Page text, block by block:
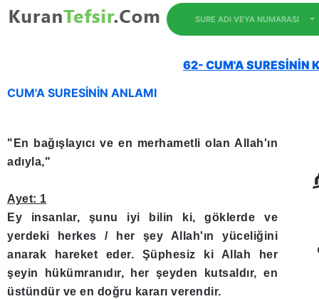
SURE ADI VEYA NUMARASI
62- CUM'A SURESİNİN
CUM'A SURESİNİN ANLAMI
"En bağışlayıcı ve en merhametli olan Allah'ın
adıyla,"
Ayet: 1
Ey insanlar, şunu iyi bilin ki, göklerde ve
yerdeki herkes / her şey Allah'ın yüceliğini
anarak hareket eder. Şüphesiz ki Allah her
şeyin hükümranıdır, her şeyden kutsaldır, en
üstündür ve en doğru kararı verendir.